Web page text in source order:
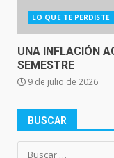
LO QUE TE PERDISTE
UNA INFLACIÓN
SEMESTRE
9 de julio de 2026
BUSCAR
Buscar: